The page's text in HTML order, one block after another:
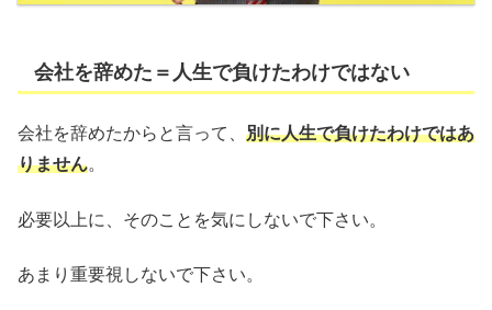
会社を辞めた＝人生で負けたわけではない
会社を辞めたからと言って、 別に人生で負けたわけではあ
りません。
必要以上に、そのことを気にしないで下さい。
あまり重要視しないで下さい。